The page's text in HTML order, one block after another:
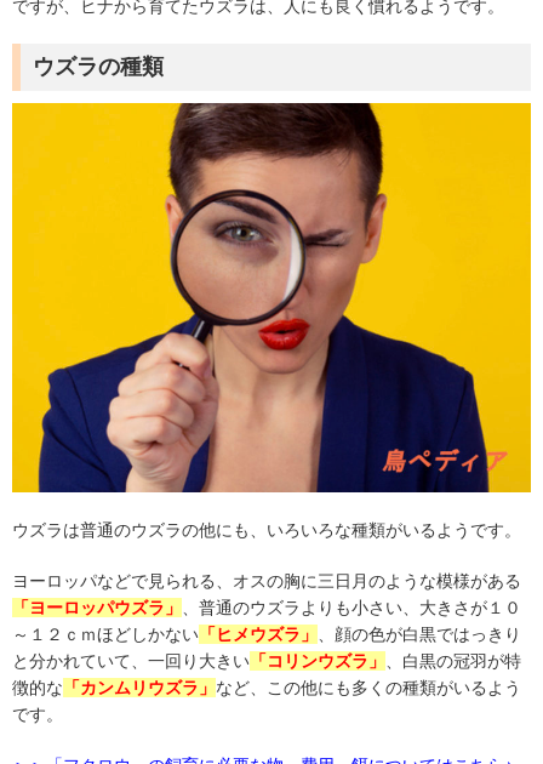
ですが、ヒナから育てたウズラは、人にも良く慣れるようです。
ウズラの種類
ウズラは普通のウズラの他にも、いろいろな種類がいるようです。
ヨーロッパなどで見られる、オスの胸に三日月のような模様がある
「ヨーロッパウズラ」 、普通のウズラよりも小さい、大きさが１０
～１２ｃｍほどしかない 「ヒメウズラ」 、顔の色が白黒ではっきり
と分かれていて、一回り大きい 「コリンウズラ」 、白黒の冠羽が特
徴的な 「カンムリウズラ」 など、この他にも多くの種類がいるよう
です。